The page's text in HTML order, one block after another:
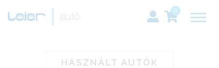
0
HASZNÁLT AUTÓK